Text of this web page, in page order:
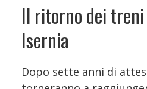
Il ritorno dei
Isernia
Dopo sette anni di